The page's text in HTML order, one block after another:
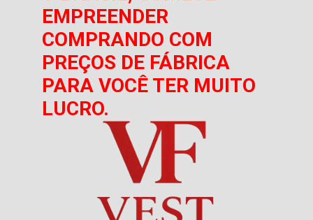
EMPREENDER
COMPRANDO COM
PREÇOS DE FÁBRICA
PARA VOCÊ TER MUITO
LUCRO.